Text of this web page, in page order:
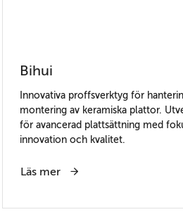
Bihui
Innovativa proffsverktyg för
montering av keramiska plattor.
för avancerad plattsättning med
innovation och kvalitet.
Läs mer